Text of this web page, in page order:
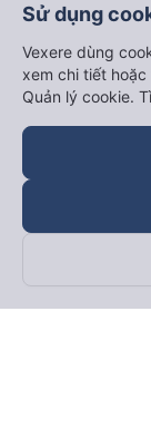
Theo dõi
Sử dụng
Vexere dùng
xem chi tiết
Quản lý cookie.